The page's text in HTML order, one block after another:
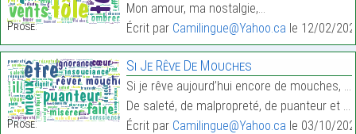
Prose:
Mon amour, ma nostalgie,…
Écrit par Camilingue@Yahoo.ca le 12/02/
Prose:
Si Je Rêve De Mouches
Si je rêve aujourd’hui encore de mouches, de moust
De saleté, de malpropreté, de puanteur et de charo…
Écrit par Camilingue@Yahoo.ca le 03/10/